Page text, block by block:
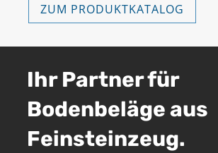
ZUM PRODUKTKATALOG
Ihr Partner für
Bodenbeläge aus
Feinsteinzeug.